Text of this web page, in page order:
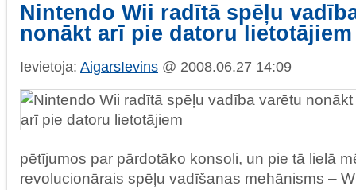
Nintendo Wii radītā spēļu
nonākt arī pie datoru lietotājiem
Ievietoja: AigarsIevins @ 2008.06.27 14:09
pētījumos par pārdotāko konsoli, un pie tā lielā
revolucionārais spēļu vadīšanas mehānisms –